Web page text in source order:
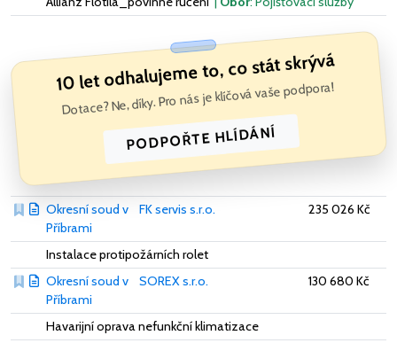
10 let odhalujeme to, co stát skrývá
Dotace? Ne, díky. Pro nás je klíčová vaše podpora!
PODPOŘTE HLÍDÁNÍ
Okresní soud v
Příbrami
FK servis s.r.o. 235 026 Kč
Instalace protipožárních rolet
Okresní soud v
Příbrami
SOREX s.r.o. 130 680 Kč
Havarijní oprava nefunkční klimatizace